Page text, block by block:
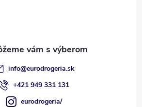
info@eurodrogeria.sk
+421 949 331 131
eurodrogeria/